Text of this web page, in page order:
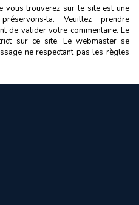
vous trouverez sur le site est une
Veuillez prendre
de valider votre commentaire. Le
sur ce site. Le webmaster se
ne respectant pas les règles